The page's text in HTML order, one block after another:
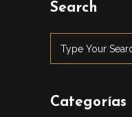
Search
Categorías